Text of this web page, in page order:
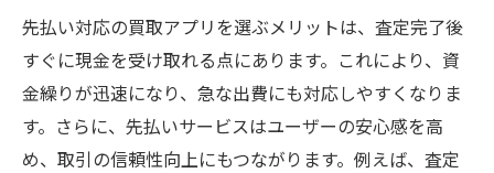
先払い対応の買取アプリを選ぶメリットは、査定完了後
すぐに現金を受け取れる点にあります。これにより、資
金繰りが迅速になり、急な出費にも対応しやすくなりま
す。さらに、先払いサービスはユーザーの安心感を高
め、取引の信頼性向上にもつながります。例えば、査定